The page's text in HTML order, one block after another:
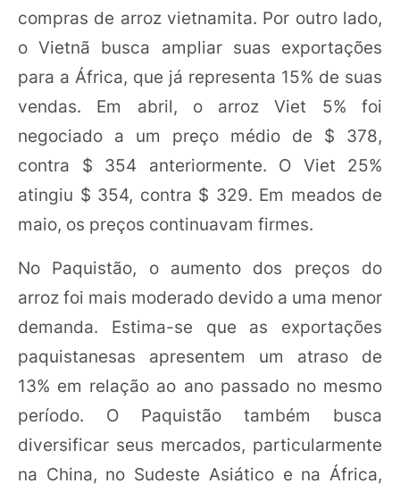
compras de arroz vietnamita. Por outro lado,
o Vietnã busca ampliar suas exportações
para a África, que já representa 15% de suas
vendas. Em abril, o arroz Viet 5% foi
negociado a um preço médio de $ 378,
contra $ 354 anteriormente. O Viet 25%
atingiu $ 354, contra $ 329. Em meados de
maio, os preços continuavam firmes.
No Paquistão, o aumento dos preços do
arroz foi mais moderado devido a uma menor
demanda. Estima-se que as exportações
paquistanesas apresentem um atraso de
13% em relação ao ano passado no mesmo
período. O Paquistão também busca
diversificar seus mercados, particularmente
na China, no Sudeste Asiático e na África,